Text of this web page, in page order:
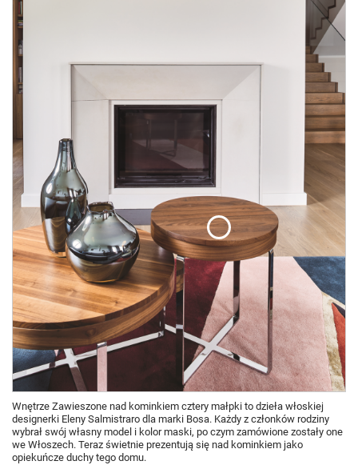
Wnętrze Zawieszone nad kominkiem cztery małpki to dzieła włoskiej
designerki Eleny Salmistraro dla marki Bosa. Każdy z członków rodziny
wybrał swój własny model i kolor maski, po czym zamówione zostały one
we Włoszech. Teraz świetnie prezentują się nad kominkiem jako
opiekuńcze duchy tego domu.